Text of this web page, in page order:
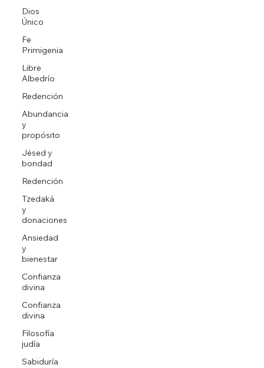
Dios
Único
Fe
Primigenia
Libre
Albedrío
Redención
Abundancia
y
propósito
Jésed y
bondad
Redención
Tzedaká
y
donaciones
Ansiedad
y
bienestar
Confianza
divina
Confianza
divina
Filosofía
judía
Sabiduría